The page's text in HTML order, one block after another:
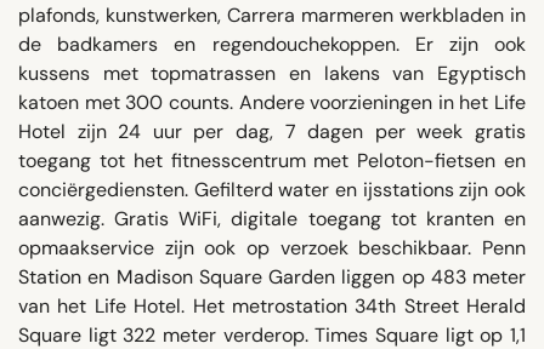
plafonds, kunstwerken, Carrera marmeren werkbladen in
de badkamers en regendouchekoppen. Er zijn ook
kussens met topmatrassen en lakens van Egyptisch
katoen met 300 counts. Andere voorzieningen in het Life
Hotel zijn 24 uur per dag, 7 dagen per week gratis
toegang tot het fitnesscentrum met Peloton-fietsen en
conciërgediensten. Gefilterd water en ijsstations zijn ook
aanwezig. Gratis WiFi, digitale toegang tot kranten en
opmaakservice zijn ook op verzoek beschikbaar. Penn
Station en Madison Square Garden liggen op 483 meter
van het Life Hotel. Het metrostation 34th Street Herald
Square ligt 322 meter verderop. Times Square ligt op 1,1